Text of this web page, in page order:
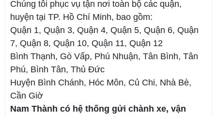
Chúng tôi phục vụ tận nơi toàn bộ các quận,
huyện tại TP. Hồ Chí Minh, bao gồm:
Quận 1, Quận 3, Quận 4, Quận 5, Quận 6, Quận
7, Quận 8, Quận 10, Quận 11, Quận 12
Bình Thạnh, Gò Vấp, Phú Nhuận, Tân Bình, Tân
Phú, Bình Tân, Thủ Đức
Huyện Bình Chánh, Hóc Môn, Củ Chi, Nhà Bè,
Cần Giờ
Nam Thành có hệ thống gửi chành xe, vận